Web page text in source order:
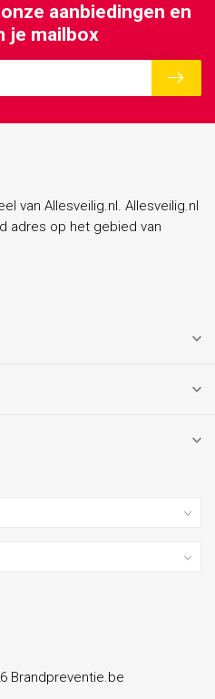
aanbiedingen en
je mailbox
van Allesveilig.nl. Allesveilig.nl
adres op het gebied van
Brandpreventie.be